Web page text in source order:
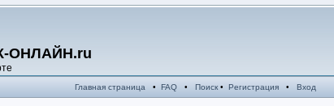
ОНЛАЙН.ru
Главная страница • FAQ• Поиск• Регистрация• Вход